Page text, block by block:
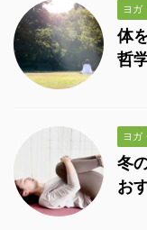
ヨガ
体
哲
ヨガ
冬
お